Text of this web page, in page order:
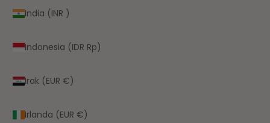
India (INR ₹)
Indonesia (IDR Rp)
Irak (EUR €)
Irlanda (EUR €)